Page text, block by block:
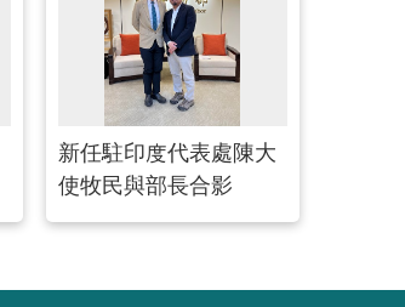
新任駐印度代表處陳大
使牧民與部長合影